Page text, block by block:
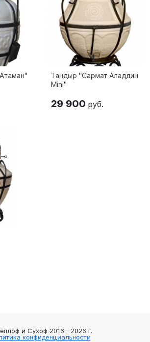
Тандыр "Сармат Аладдин
Mini"
29 900 руб.
и Сухоф 2016—2026 г.
конфиденциальности